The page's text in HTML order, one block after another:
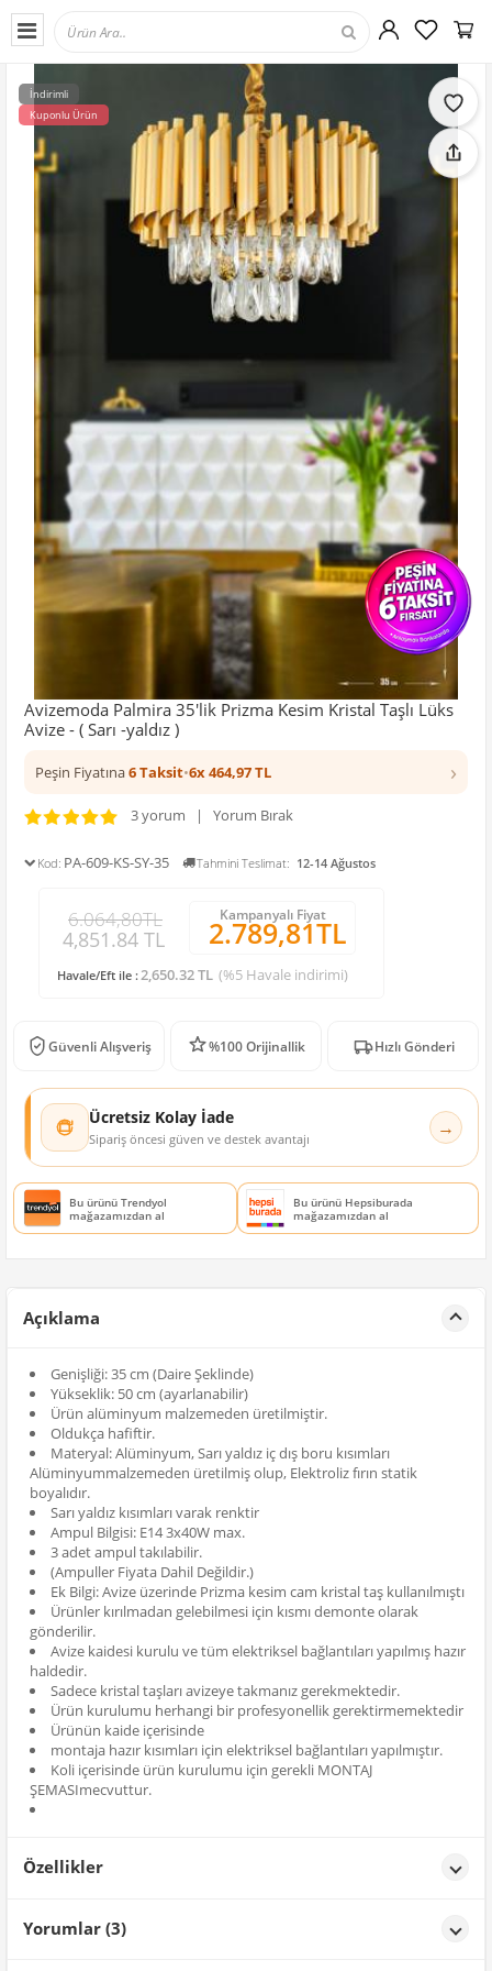
İndirimli
Kuponlu Ürün
Avizemoda Palmira 35'lik Prizma Kesim Kristal Taşlı Lüks
Avize - ( Sarı -yaldız )
Peşin Fiyatına6 Taksit•6x 464,97 TL ›
3 yorum | Yorum Bırak
Kod: PA-609-KS-SY-35 Tahmini Teslimat: 12-14 Ağustos
6.064,80TL
4,851.84 TL
Kampanyalı Fiyat
2.789,81TL
Havale/Eft ile :2,650.32 TL (%5 Havale indirimi)
Güvenli Alışveriş %100 Orijinallik Hızlı Gönderi
Ücretsiz Kolay İade
Sipariş öncesi güven ve destek avantajı →
Bu ürünü Trendyol
mağazamızdan al
Bu ürünü Hepsiburada
mağazamızdan al
Açıklama
Genişliği: 35 cm (Daire Şeklinde)
Yükseklik: 50 cm (ayarlanabilir)
Ürün alüminyum malzemeden üretilmiştir.
Oldukça hafiftir.
Materyal: Alüminyum, Sarı yaldız iç dış boru kısımları
Alüminyummalzemeden üretilmiş olup, Elektroliz fırın statik
boyalıdır.
Sarı yaldız kısımları varak renktir
Ampul Bilgisi: E14 3x40W max.
3 adet ampul takılabilir.
(Ampuller Fiyata Dahil Değildir.)
Ek Bilgi: Avize üzerinde Prizma kesim cam kristal taş kullanılmıştı
Ürünler kırılmadan gelebilmesi için kısmı demonte olarak
gönderilir.
Avize kaidesi kurulu ve tüm elektriksel bağlantıları yapılmış hazır
haldedir.
Sadece kristal taşları avizeye takmanız gerekmektedir.
Ürün kurulumu herhangi bir profesyonellik gerektirmemektedir
Ürünün kaide içerisinde
montaja hazır kısımları için elektriksel bağlantıları yapılmıştır.
Koli içerisinde ürün kurulumu için gerekli MONTAJ
ŞEMASImecvuttur.
Özellikler
Yorumlar (3)